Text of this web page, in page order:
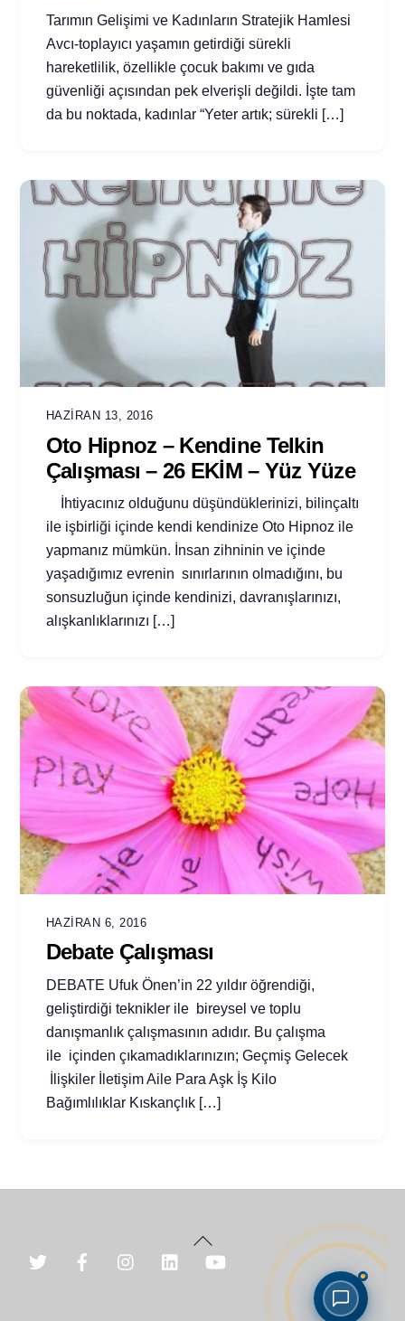
Tarımın Gelişimi ve Kadınların Stratejik Hamlesi
Avcı-toplayıcı yaşamın getirdiği sürekli
hareketlilik, özellikle çocuk bakımı ve gıda
güvenliği açısından pek elverişli değildi. İşte tam
da bu noktada, kadınlar “Yeter artık; sürekli […]
HAZIRAN 13, 2016
Oto Hipnoz – Kendine Telkin
Çalışması – 26 EKİM – Yüz Yüze
İhtiyacınız olduğunu düşündüklerinizi, bilinçaltı
ile işbirliği içinde kendi kendinize Oto Hipnoz ile
yapmanız mümkün. İnsan zihninin ve içinde
yaşadığımız evrenin sınırlarının olmadığını, bu
sonsuzluğun içinde kendinizi, davranışlarınızı,
alışkanlıklarınızı […]
HAZIRAN 6, 2016
Debate Çalışması
DEBATE Ufuk Önen’in 22 yıldır öğrendiği,
geliştirdiği teknikler ile bireysel ve toplu
danışmanlık çalışmasının adıdır. Bu çalışma
ile içinden çıkamadıklarınızın; Geçmiş Gelecek
İlişkiler İletişim Aile Para Aşk İş Kilo
Bağımlılıklar Kıskançlık […]
Back
To